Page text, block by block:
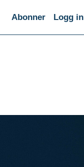
Abonner Logg